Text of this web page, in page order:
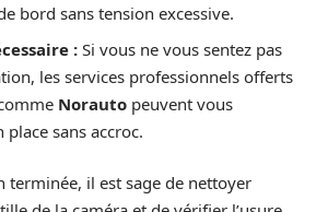
bord sans tension excessive.
:Si vous ne vous sentez pas
les services professionnels offerts
Norauto peuvent vous
sans accroc.
terminée, il est sage de nettoyer